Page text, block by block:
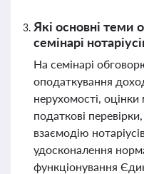
Які основні теми
семінарі
На семінарі
оподаткування
нерухомості,
податкові
взаємодію
удосконалення
функціонування